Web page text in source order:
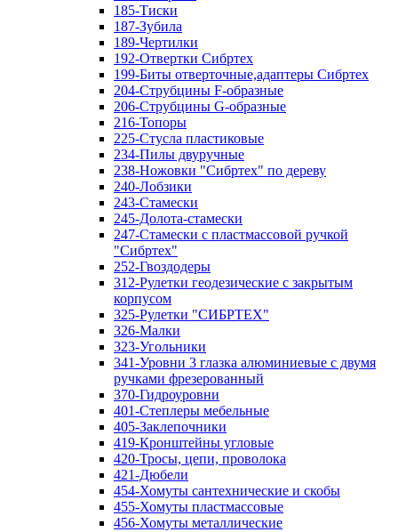
185-Тиски
187-Зубила
189-Чертилки
192-Отвертки Сибртех
199-Биты отверточные,адаптеры Сибртех
204-Струбцины F-образные
206-Струбцины G-образные
216-Топоры
225-Стусла пластиковые
234-Пилы двуручные
238-Ножовки "Сибртех" по дереву
240-Лобзики
243-Стамески
245-Долота-стамески
247-Стамески с пластмассовой ручкой
"Сибртех"
252-Гвоздодеры
312-Рулетки геодезические с закрытым
корпусом
325-Рулетки "СИБРТЕХ"
326-Малки
323-Угольники
341-Уровни 3 глазка алюминиевые с двумя
ручками фрезерованный
370-Гидроуровни
401-Степлеры мебельные
405-Заклепочники
419-Кронштейны угловые
420-Тросы, цепи, проволока
421-Дюбели
454-Хомуты сантехнические и скобы
455-Хомуты пластмассовые
456-Хомуты металлические